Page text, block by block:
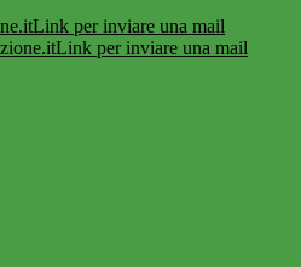
Link per inviare una mail
Link per inviare una mail